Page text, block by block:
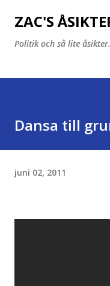
ZAC'S
Politik och så lite
Dansa till
juni 02, 2011